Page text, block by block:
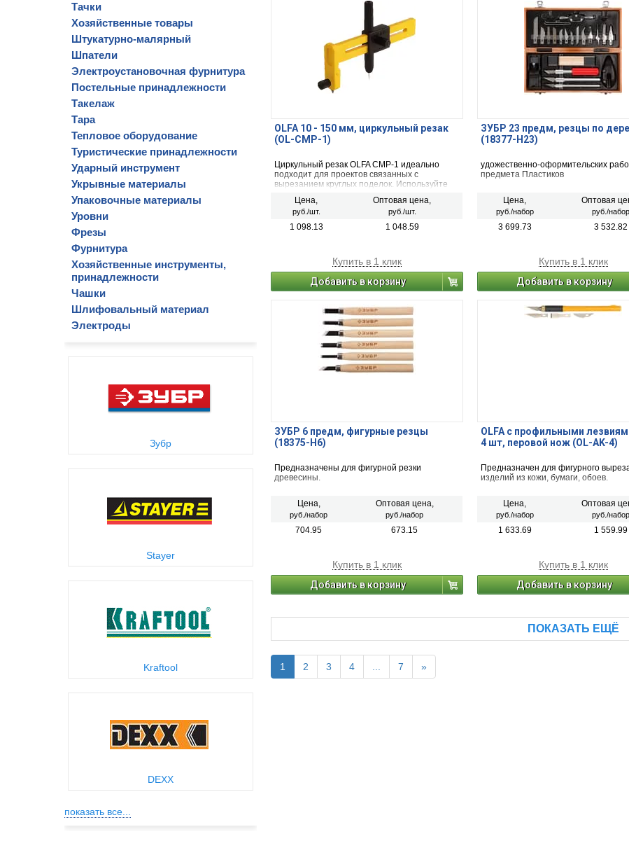
Тачки
Хозяйственные товары
Штукатурно-малярный
Шпатели
Электроустановочная фурнитура
Постельные принадлежности
Такелаж
Тара
Тепловое оборудование
Туристические принадлежности
Ударный инструмент
Укрывные материалы
Упаковочные материалы
Уровни
Фрезы
Фурнитура
Хозяйственные инструменты,
принадлежности
Чашки
Шлифовальный материал
Электроды
Зубр
Stayer
Kraftool
DEXX
показать все...
OLFA 10 - 150 мм, циркульный резак
(OL-CMP-1)
Циркульный резак OLFA CMP-1 идеально
подходит для проектов связанных с
вырезанием круглых поделок. Используйте
бумаги с высокой точностью. В ручке хранится
5 дополнительных лезвий. Предназначен для
вырезания кругов диаметром от 10 до 150
Цена,
руб./шт.
Оптовая цена,
руб./шт.
1 098.13 1 048.59
Купить в 1 клик
Добавить в корзину
ЗУБР 23 предм, резцы по
(18377-H23)
удожественно-оформительских
предмета Пластиков
Цена,
руб./набор
Оптовая
руб./набор
3 699.73 3 532.82
Купить в 1 клик
Добавить в корзину
ЗУБР 6 предм, фигурные резцы
(18375-H6)
Предназначены для фигурной резки
древесины.
Цена,
руб./набор
Оптовая цена,
руб./набор
704.95 673.15
Купить в 1 клик
Добавить в корзину
OLFA с профильными
4 шт, перовой нож (OL-AK-4)
Предназначен для фигурного
изделий из кожи, бумаги, обоев.
Цена,
руб./набор
Оптовая
руб./набор
1 633.69 1 559.99
Купить в 1 клик
Добавить в корзину
ПОКАЗАТЬ ЕЩЁ
1 2 3 4 7 »